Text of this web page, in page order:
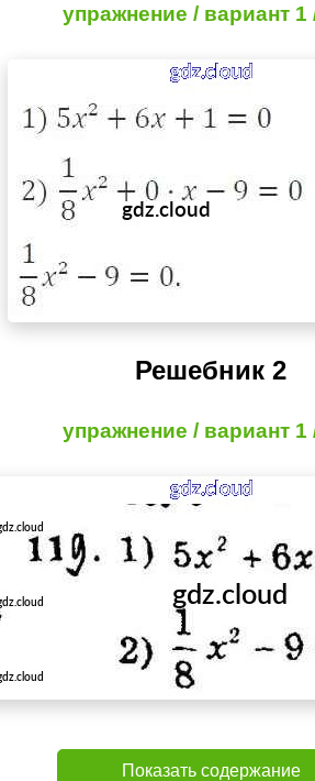
упражнение / вариант 1
Решебник 2
упражнение / вариант 1
Показать содержание